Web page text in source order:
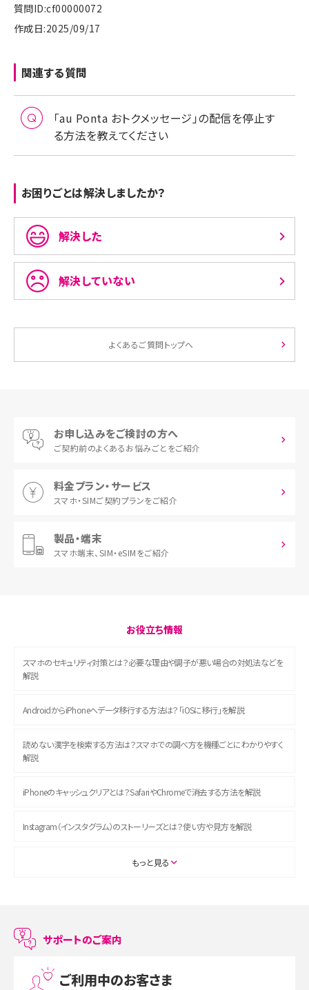
質問ID:cf00000072
作成日:2025/09/17
関連する質問
「au Ponta おトクメッセージ」の配信を停止す
る方法を教えてください
お困りごとは解決しましたか？
解決した
解決していない
よくあるご質問トップへ
お申し込みをご検討の方へ
ご契約前のよくあるお悩みごとをご紹介
料金プラン・サービス
スマホ・SIMご契約プランをご紹介
製品・端末
スマホ端末、SIM・eSIMをご紹介
お役立ち情報
スマホのセキュリティ対策とは？必要な理由や調子が悪い場合の対処法などを
解説
AndroidからiPhoneへデータ移行する方法は？「iOSに移行」を解説
読めない漢字を検索する方法は？スマホでの調べ方を機種ごとにわかりやすく
解説
iPhoneのキャッシュクリアとは？SafariやChromeで消去する方法を解説
Instagram（インスタグラム）のストーリーズとは？使い方や見方を解説
ASMRとは？初心者向けの代表ジャンルや楽しみ方を解説
LINEで友だちを削除する方法は？方法ごとの影響や復活・復元する方法も解説
プリペイドSIMとは？種類やメリット・デメリット、利用までの流れを解説
もっと見る
サポートのご案内
ご利用中のお客さま